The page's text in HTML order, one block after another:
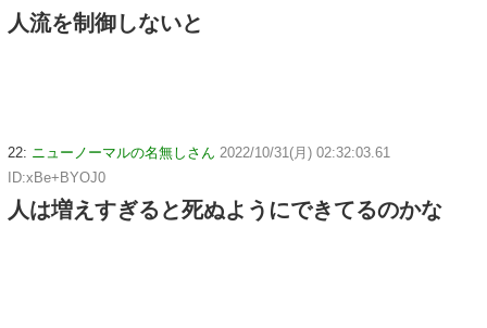
人流を制御しないと
22: ニューノーマルの名無しさん 2022/10/31(月) 02:32:03.61
ID:xBe+BYOJ0
人は増えすぎると死ぬようにできてるのかな